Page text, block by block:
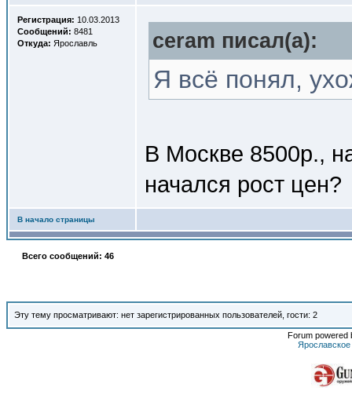
Регистрация: 10.03.2013
Сообщений: 8481
Откуда: Ярославль ceram писал(a):
Я всё понял,
В Москве 8500р.,
начался рост цен?
В начало страницы
Всего сообщений: 46
Эту тему просматривают: нет зарегистрированных пользователей, гости: 2
Forum powered